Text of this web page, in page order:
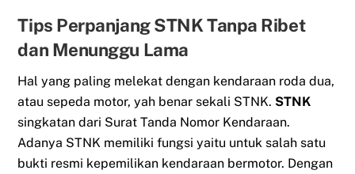
Tips Perpanjang STNK Tanpa Ribet
dan Menunggu Lama
Hal yang paling melekat dengan kendaraan roda dua,
atau sepeda motor, yah benar sekali STNK. STNK
singkatan dari Surat Tanda Nomor Kendaraan.
Adanya STNK memiliki fungsi yaitu untuk salah satu
bukti resmi kepemilikan kendaraan bermotor. Dengan